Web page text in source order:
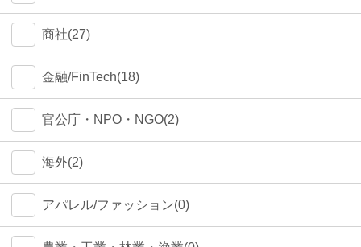
商社(27)
金融/FinTech(18)
官公庁・NPO・NGO(2)
海外(2)
アパレル/ファッション(0)